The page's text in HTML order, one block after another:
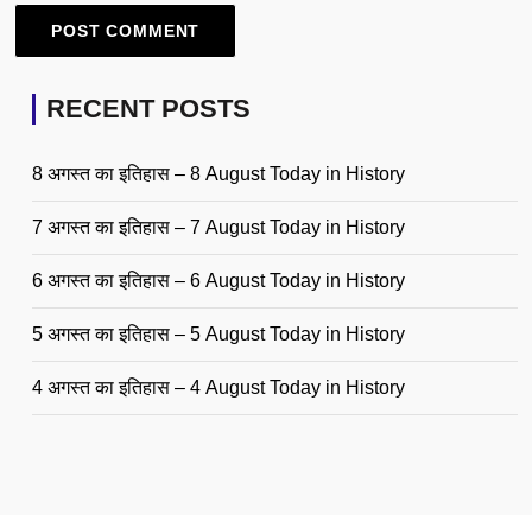
RECENT POSTS
8 अगस्त का इतिहास – 8 August Today in History
7 अगस्त का इतिहास – 7 August Today in History
6 अगस्त का इतिहास – 6 August Today in History
5 अगस्त का इतिहास – 5 August Today in History
4 अगस्त का इतिहास – 4 August Today in History